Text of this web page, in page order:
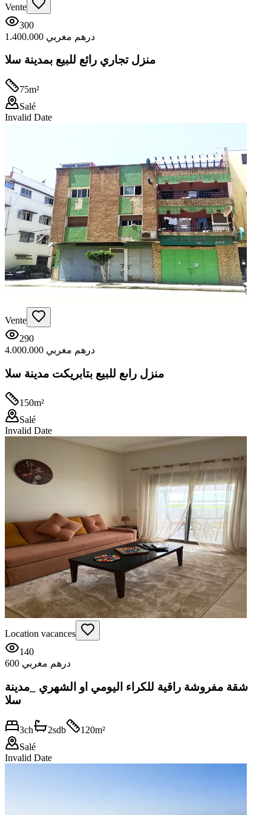
Vente
300
1.400.000 درهم مغربي
منزل تجاري رائع للبيع بمدينة سلا
75m²
Salé
Invalid Date
Vente
290
4.000.000 درهم مغربي
منزل راىع للبيع بتابريكت مدينة سلا
150m²
Salé
Invalid Date
Location vacances
140
600 درهم مغربي
شقة مفروشة راقية للكراء اليومي او الشهري _مدينة
سلا
3ch 2sdb 120m²
Salé
Invalid Date